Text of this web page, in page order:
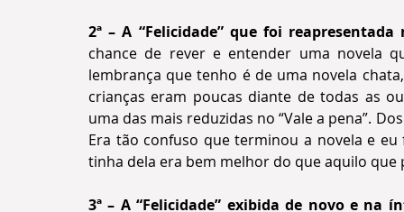
2ª – A “Felicidade” que foi
chance de rever e entender uma novela
lembrança que tenho é de uma novela
crianças eram poucas diante de todas as
uma das mais reduzidas no “Vale a pena”.
Era tão confuso que terminou a novela e
tinha dela era bem melhor do que aquilo que
3ª – A “Felicidade” exibida de novo e na